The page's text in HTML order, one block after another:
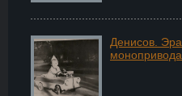
Денисов. Эра
монопривода.